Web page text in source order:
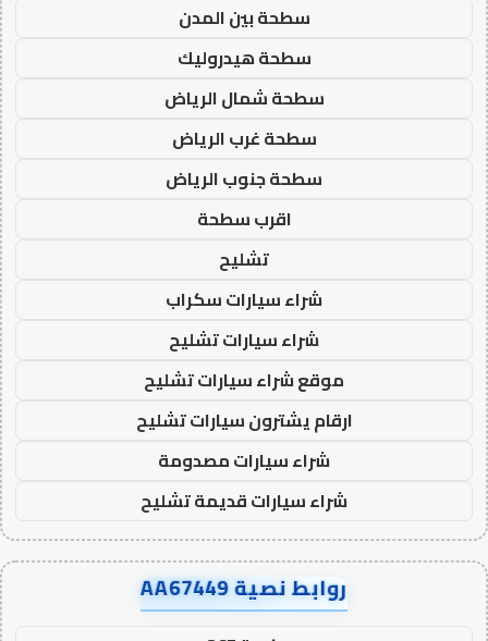
سطحة بين المدن
سطحة هيدروليك
سطحة شمال الرياض
سطحة غرب الرياض
سطحة جنوب الرياض
اقرب سطحة
تشليح
شراء سيارات سكراب
شراء سيارات تشليح
موقع شراء سيارات تشليح
ارقام يشترون سيارات تشليح
شراء سيارات مصدومة
شراء سيارات قديمة تشليح
روابط نصية AA67449